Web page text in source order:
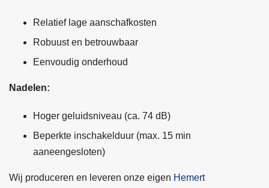
Relatief lage aanschafkosten
Robuust en betrouwbaar
Eenvoudig onderhoud
Nadelen:
Hoger geluidsniveau (ca. 74 dB)
Beperkte inschakelduur (max. 15 min
aaneengesloten)
Wij produceren en leveren onze eigen Hemert